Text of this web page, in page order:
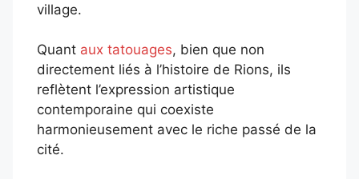
village.
Quant aux tatouages, bien que non
directement liés à l’histoire de Rions, ils
reflètent l’expression artistique
contemporaine qui coexiste
harmonieusement avec le riche passé de la
cité.